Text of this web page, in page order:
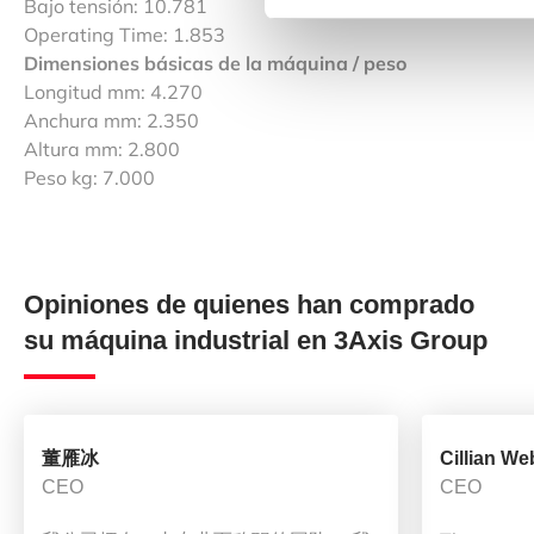
Bajo tensión: 10.781
Operating Time: 1.853
Dimensiones básicas de la máquina / peso
Longitud mm: 4.270
Anchura mm: 2.350
Altura mm: 2.800
Peso kg: 7.000
Opiniones de quienes han comprado
su máquina industrial en 3Axis Group
董雁冰
CEO
Cillian
CEO